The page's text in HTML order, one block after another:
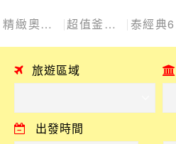
精緻奧捷斯匈四國 超值釜慶邱
旅遊區域
出發時間